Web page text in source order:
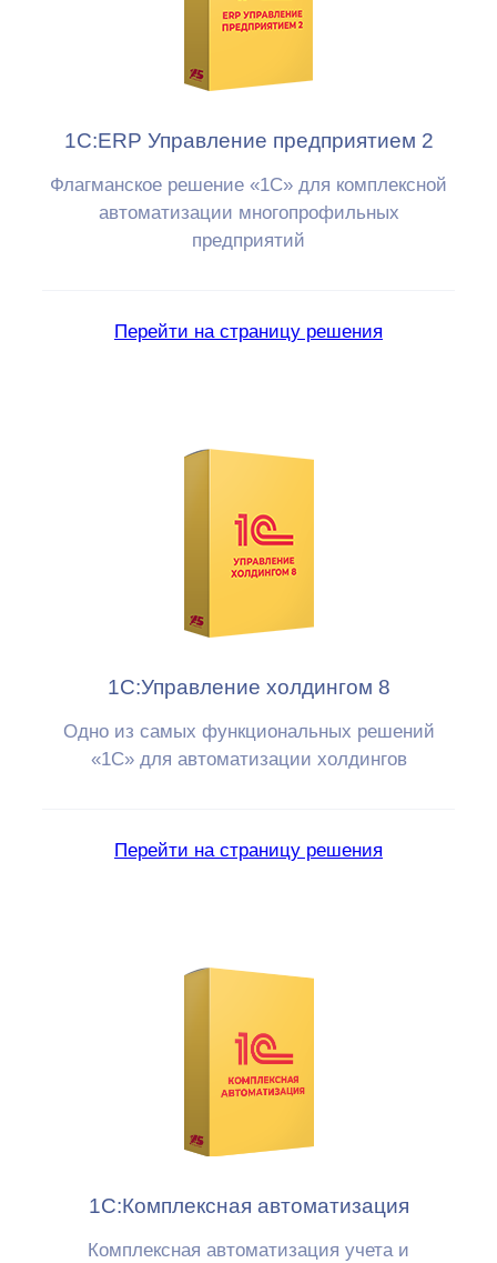
1С:ERP Управление предприятием 2
Флагманское решение «1С» для комплексной
автоматизации многопрофильных
предприятий
Перейти на страницу решения
1С:Управление холдингом 8
Одно из самых функциональных решений
«1С» для автоматизации холдингов
Перейти на страницу решения
1С:Комплексная автоматизация
Комплексная автоматизация учета и